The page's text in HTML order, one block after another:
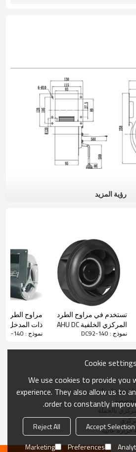
والمدخل المزدوج من φ120 إلى φ146 مم. الضوضاء ، عمر الخدمة الطويل
على نطاق واسع في تنقية الهواء.
310
280 ~ 340
75
140
68
رؤية المزيد
تستخدم في مراوح الطرد
المركزي الخلفية AHU DC
Φ133 Custom
نموذج : DC92-140
مراوح الطرد
ذات المدخل
للإسكان Φ146 تخصيص
نموذج : DC92-140
بمدخل واحد
بالجملة
عالية
Cookie settings
We use cookies to provide you
experience. They also allow us to
order to constantly
Accept Selection
Reject All
Preferences
Marketing